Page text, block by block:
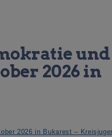
und
2026 in
2026 in Bukarest –